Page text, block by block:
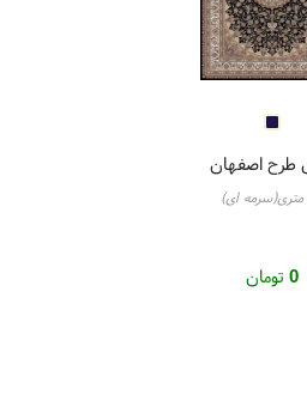
طرح اصفهان
0تومان